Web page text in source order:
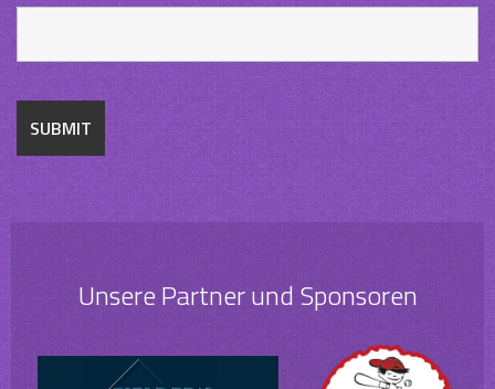
Unsere Partner und Sponsoren